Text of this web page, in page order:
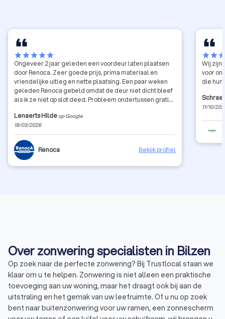
starstarstarstarstar
Ongeveer 2 jaar geleden een voordeur laten plaatsen
door Renoca. Zeer goede prijs, prima materiaal en
vriendelijke uitleg en nette plaatsing. Een paar weken
geleden Renoca gebeld omdat de deur niet dicht bleef
als ik ze niet op slot deed. Probleem ondertussen gratis
Lenaerts Hilde op Google
18/03/2026
Renoca Bekijk profiel
starstar
Wij zijn zeer
voor ons
11/10/
Over zonwering specialisten in Bilzen
Op zoek naar de perfecte zonwering? Bij Trustlocal staan we
klaar om u te helpen. Zonwering is niet alleen een praktische
toevoeging aan uw woning, maar het draagt ook bij aan de
uitstraling en het gemak van uw leefruimte. Of u nu op zoek
bent naar buitenzonwering voor uw ramen, een zonnescherm